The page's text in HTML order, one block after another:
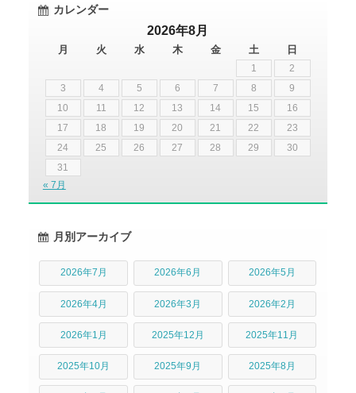
カレンダー
2026年8月
月 火 水 木 金 土 日
1
2
3
4 5 6 7 8
9
10
11 12 13 14 15
16
17
18 19 20 21 22
23
24
25 26 27 28 29
30
31
« 7月
月別アーカイブ
2026年7月 2026年6月 2026年5月
2026年4月 2026年3月 2026年2月
2026年1月 2025年12月 2025年11月
2025年10月 2025年9月 2025年8月